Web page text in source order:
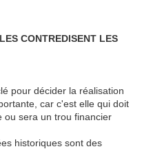
CONTREDISENT LES
pour décider la réalisation
car c'est elle qui doit
ou sera un trou financier
historiques sont des